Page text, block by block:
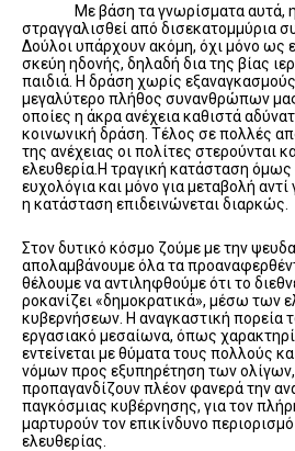
Με βάση τα γνωρίσματα αυτά, η
στραγγαλισθεί από δισεκατομμύρια
Δούλοι υπάρχουν ακόμη, όχι μόνο ως
σκεύη ηδονής, δηλαδή δια της βίας
παιδιά. Η δράση χωρίς
μεγαλύτερο πλήθος συνανθρώπων
οποίες η άκρα ανέχεια καθιστά
κοινωνική δράση. Τέλος σε πολλές
της ανέχειας οι πολίτες στερούνται
ελευθερία.Η τραγική κατάσταση όμως
ευχολόγια και μόνο για μεταβολή
η κατάσταση επιδεινώνεται διαρκώς.
Στον δυτικό κόσμο ζούμε με την
απολαμβάνουμε όλα τα
θέλουμε να αντιληφθούμε ότι το
ροκανίζει «δημοκρατικά», μέσω των
κυβερνήσεων. Η αναγκαστική πορεία
εργασιακό μεσαίωνα, όπως
εντείνεται με θύματα τους πολλούς
νόμων προς εξυπηρέτηση των ολίγων,
προπαγανδίζουν πλέον φανερά την
παγκόσμιας κυβέρνησης, για τον
μαρτυρούν τον επικίνδυνο
ελευθερίας.